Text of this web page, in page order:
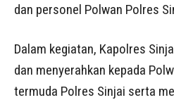
dan personel Polwan Polres
Dalam kegiatan, Kapolres
dan menyerahkan kepada
termuda Polres Sinjai serta